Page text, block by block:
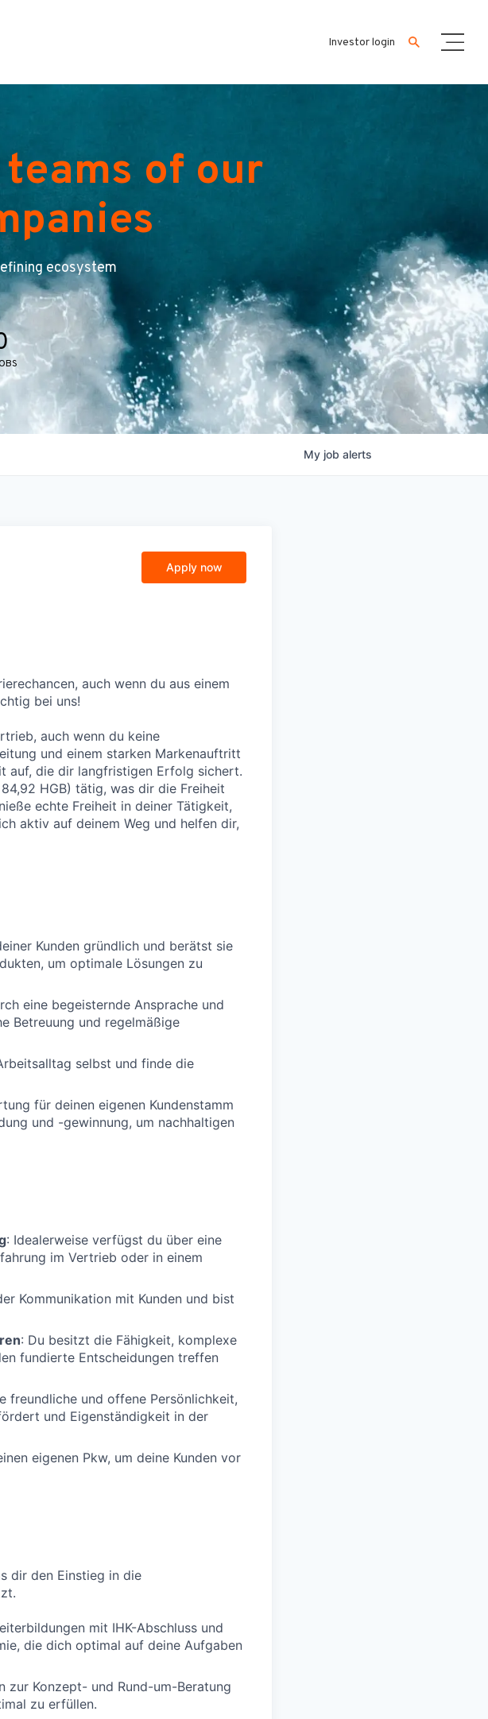
Investor login
of our
ecosystem
My job alerts
Apply now
auch wenn du aus einem
bei uns!
auch wenn du keine
und einem starken Markenauftritt
auf, die dir langfristigen Erfolg sichert.
HGB) tätig, was dir die Freiheit
echte Freiheit in deiner Tätigkeit,
aktiv auf deinem Weg und helfen dir,
Kunden gründlich und berätst sie
um optimale Lösungen zu
eine begeisternde Ansprache und
Betreuung und regelmäßige
selbst und finde die
für deinen eigenen Kundenstamm
und -gewinnung, um nachhaltigen
: Idealerweise verfügst du über eine
im Vertrieb oder in einem
Kommunikation mit Kunden und bist
: Du besitzt die Fähigkeit, komplexe
fundierte Entscheidungen treffen
freundliche und offene Persönlichkeit,
und Eigenständigkeit in der
eigenen Pkw, um deine Kunden vor
dir den Einstieg in die
mit IHK-Abschluss und
die dich optimal auf deine Aufgaben
Konzept- und Rund-um-Beratung
zu erfüllen.